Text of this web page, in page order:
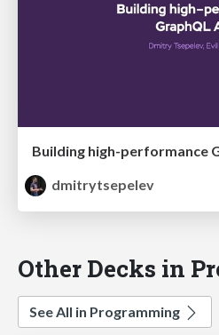
Building high-performance
dmitrytsepelev
Other Decks in
See All in Programming